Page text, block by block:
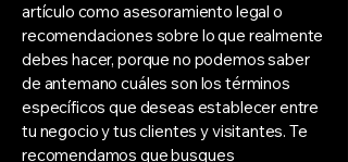
artículo como asesoramiento legal o
recomendaciones sobre lo que realmente
debes hacer, porque no podemos saber
de antemano cuáles son los términos
específicos que deseas establecer entre
tu negocio y tus clientes y visitantes. Te
recomendamos que busques